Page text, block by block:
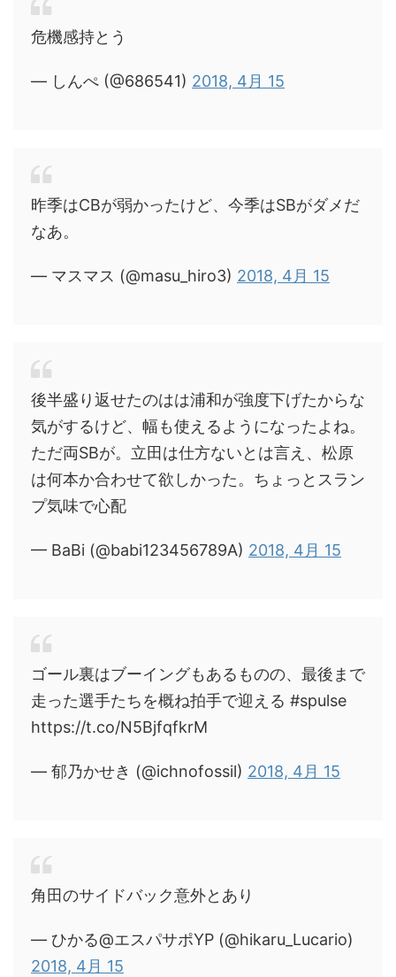
危機感持とう
— しんぺ (@686541) 2018, 4月 15
昨季はCBが弱かったけど、今季はSBがダメだ
なあ。
— マスマス (@masu_hiro3) 2018, 4月 15
後半盛り返せたのはは浦和が強度下げたからな
気がするけど、幅も使えるようになったよね。
ただ両SBが。立田は仕方ないとは言え、松原
は何本か合わせて欲しかった。ちょっとスラン
プ気味で心配
— BaBi (@babi123456789A) 2018, 4月 15
ゴール裏はブーイングもあるものの、最後まで
走った選手たちを概ね拍手で迎える #spulse
https://t.co/N5BjfqfkrM
— 郁乃かせき (@ichnofossil) 2018, 4月 15
角田のサイドバック意外とあり
— ひかる@エスパサポYP (@hikaru_Lucario)
2018, 4月 15